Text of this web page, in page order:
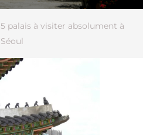
5 palais à visiter absolument à
Séoul